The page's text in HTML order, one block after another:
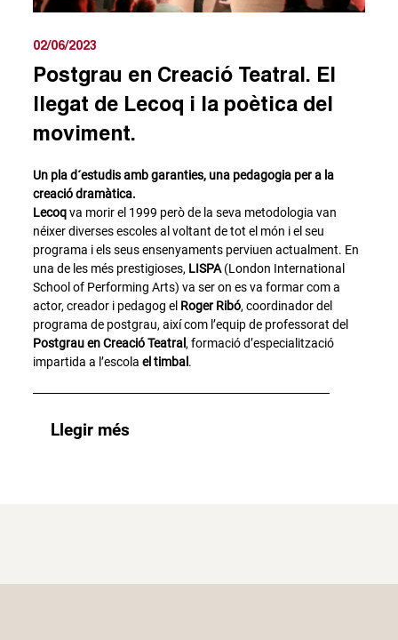
02/06/2023
Postgrau en Creació Teatral. El
llegat de Lecoq i la poètica del
moviment.
Un pla d´estudis amb garanties, una pedagogia per a la
creació dramàtica.
Lecoqva morir el 1999 però de la seva metodologia van
néixer diverses escoles al voltant de tot el món i el seu
programa i els seus ensenyaments perviuen actualment. En
una de les més prestigioses, LISPA (London International
School of Performing Arts) va ser on es va formar com a
actor, creador i pedagog el Roger Ribó, coordinador del
programa de postgrau, així com l’equip de professorat del
Postgrau en Creació Teatral , formació d’especialització
impartida a l’escolael timbal .
Llegir més